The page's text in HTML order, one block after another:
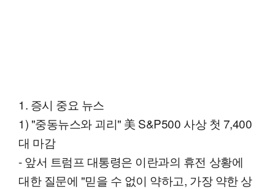
1. 증시 중요 뉴스
1) "중동뉴스와 괴리" 美 S&P500 사상 첫 7,400
대 마감
- 앞서 트럼프 대통령은 이란과의 휴전 상황에
대한 질문에 "믿을 수 없이 약하고, 가장 약한 상